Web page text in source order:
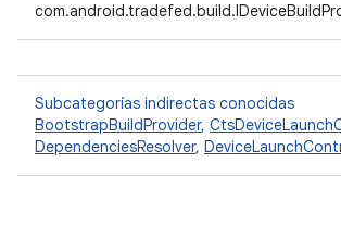
Subcategorías indirectas conocidas
BootstrapBuildProvider,
DependenciesResolver,